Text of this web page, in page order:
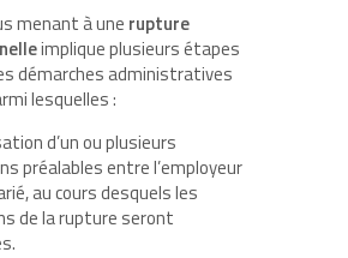
menant à une rupture
implique plusieurs étapes
démarches administratives
lesquelles :
d’un ou plusieurs
préalables entre l’employeur
au cours desquels les
de la rupture seront